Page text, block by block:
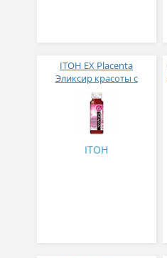
ITOH EX Placenta
Эликсир красоты с
плацентой и коллагеном
50 мл
ITOH